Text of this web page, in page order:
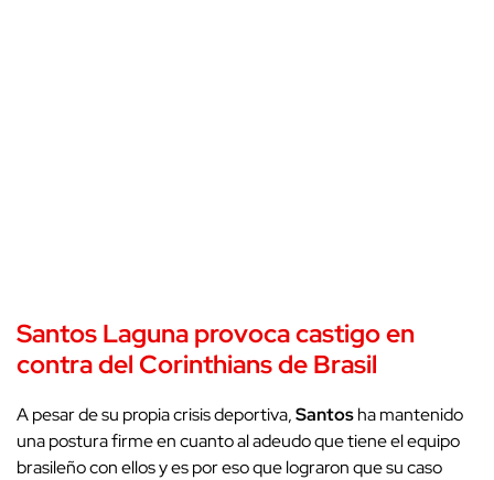
Santos Laguna provoca castigo en
contra del Corinthians de Brasil
A pesar de su propia crisis deportiva,Santosha mantenido
una postura firme en cuanto al adeudo que tiene el equipo
brasileño con ellos y es por eso que lograron que su caso